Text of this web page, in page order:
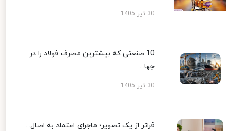
30 تیر 1405
10 صنعتی که بیشترین مصرف فولاد را در
جها...
30 تیر 1405
فراتر از یک تصویر؛ ماجرای اعتماد به اصال...